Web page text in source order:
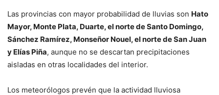
Las provincias con mayor probabilidad de lluvias son Hato
Mayor, Monte Plata, Duarte, el norte de Santo Domingo,
Sánchez Ramírez, Monseñor Nouel, el norte de San Juan
y Elías Piña, aunque no se descartan precipitaciones
aisladas en otras localidades del interior.
Los meteorólogos prevén que la actividad lluviosa